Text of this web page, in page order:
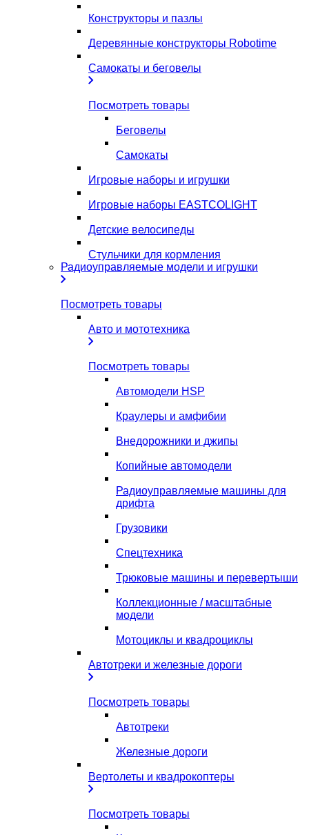
Конструкторы и пазлы
Деревянные конструкторы Robotime
Самокаты и беговелы
Посмотреть товары
Беговелы
Самокаты
Игровые наборы и игрушки
Игровые наборы EASTCOLIGHT
Детские велосипеды
Стульчики для кормления
Радиоуправляемые модели и игрушки
Посмотреть товары
Авто и мототехника
Посмотреть товары
Автомодели HSP
Краулеры и амфибии
Внедорожники и джипы
Копийные автомодели
Радиоуправляемые машины для
дрифта
Грузовики
Спецтехника
Трюковые машины и перевертыши
Коллекционные / масштабные
модели
Мотоциклы и квадроциклы
Автотреки и железные дороги
Посмотреть товары
Автотреки
Железные дороги
Вертолеты и квадрокоптеры
Посмотреть товары